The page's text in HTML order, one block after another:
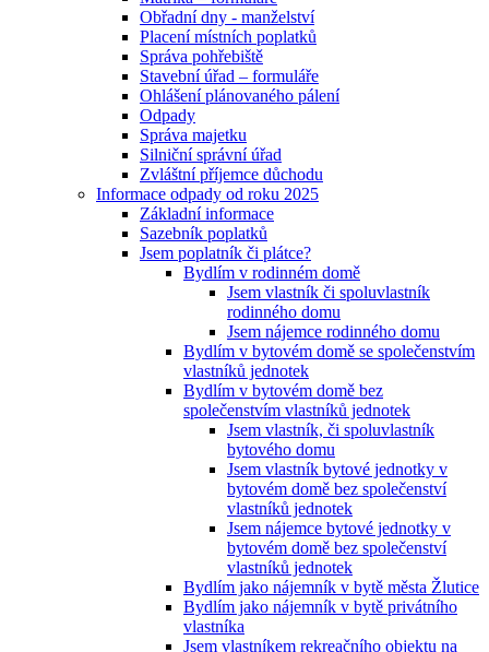
Obřadní dny - manželství
Placení místních poplatků
Správa pohřebiště
Stavební úřad – formuláře
Ohlášení plánovaného pálení
Odpady
Správa majetku
Silniční správní úřad
Zvláštní příjemce důchodu
Informace odpady od roku 2025
Základní informace
Sazebník poplatků
Jsem poplatník či plátce?
Bydlím v rodinném domě
Jsem vlastník či spoluvlastník
rodinného domu
Jsem nájemce rodinného domu
Bydlím v bytovém domě se společenstvím
vlastníků jednotek
Bydlím v bytovém domě bez
společenstvím vlastníků jednotek
Jsem vlastník, či spoluvlastník
bytového domu
Jsem vlastník bytové jednotky v
bytovém domě bez společenství
vlastníků jednotek
Jsem nájemce bytové jednotky v
bytovém domě bez společenství
vlastníků jednotek
Bydlím jako nájemník v bytě města Žlutice
Bydlím jako nájemník v bytě privátního
vlastníka
Jsem vlastníkem rekreačního objektu na